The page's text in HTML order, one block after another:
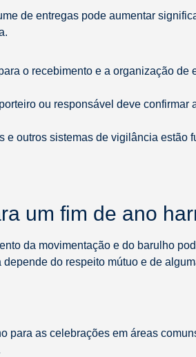
de entregas pode aumentar
o recebimento e a organização de
ou responsável deve confirmar
e outros sistemas de vigilância estão
um fim de ano
da movimentação e do barulho
do respeito mútuo e de
para as celebrações em áreas